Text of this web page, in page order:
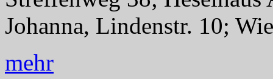
Johanna, Lindenstr. 10;
mehr